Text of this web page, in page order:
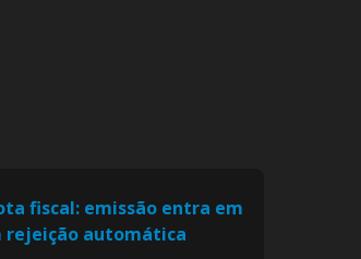
fiscal: emissão entra em
rejeição automática